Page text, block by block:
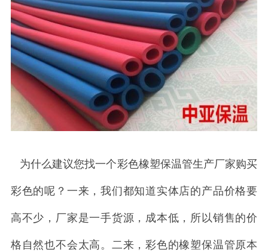
为什么建议您找一个彩色橡塑保温管生产厂家购买
彩色的呢？一来，我们都知道实体店的产品价格要
高不少，厂家是一手货源，成本低，所以销售的价
格自然也不会太高。二来，彩色的橡塑保温管原本